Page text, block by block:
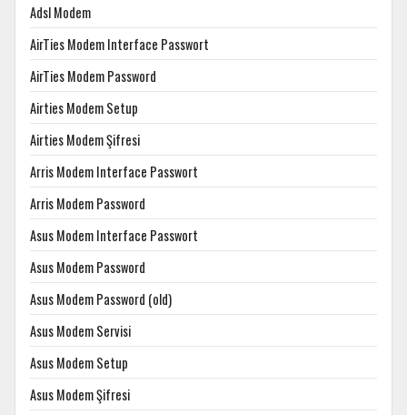
Adsl Modem
AirTies Modem Interface Passwort
AirTies Modem Password
Airties Modem Setup
Airties Modem Şifresi
Arris Modem Interface Passwort
Arris Modem Password
Asus Modem Interface Passwort
Asus Modem Password
Asus Modem Password (old)
Asus Modem Servisi
Asus Modem Setup
Asus Modem Şifresi